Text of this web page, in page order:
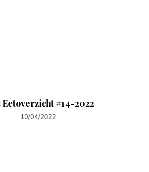
Eetoverzicht #14-2022
10/04/2022